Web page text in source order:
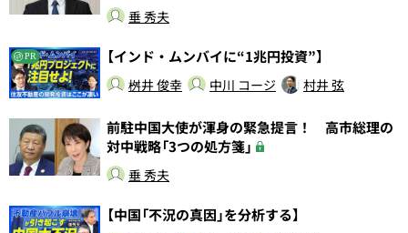
垂 秀夫
PR 【インド・ムンバイに“1兆円投資”】
桝井 俊幸 中川 コージ 村井 弦
前駐中国大使が渾身の緊急提言！ 高市総理の
対中戦略「3つの処方箋」
垂 秀夫
【中国「不況の真因」を分析する】